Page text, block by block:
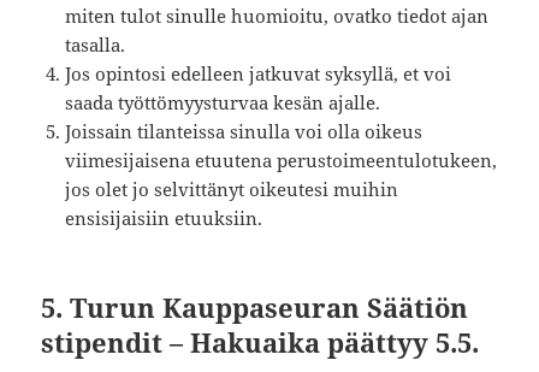
miten tulot sinulle huomioitu, ovatko tiedot ajan
tasalla.⁣
⁣Jos opintosi edelleen jatkuvat syksyllä, et voi
saada työttömyysturvaa kesän ajalle. ⁣
⁣Joissain tilanteissa sinulla voi olla oikeus
viimesijaisena etuutena perustoimeentulotukeen,
jos olet jo selvittänyt oikeutesi muihin
ensisijaisiin etuuksiin. ⁣
5. Turun Kauppaseuran Säätiön
stipendit – Hakuaika päättyy 5.5.